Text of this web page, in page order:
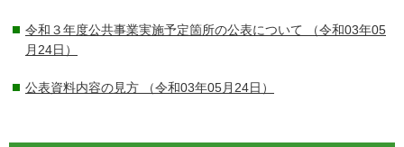
令和３年度公共事業実施予定箇所の公表について （令和03年05
月24日）
公表資料内容の見方 （令和03年05月24日）